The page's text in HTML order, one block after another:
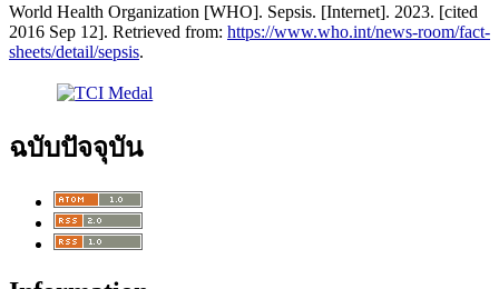
World Health Organization [WHO]. Sepsis. [Internet]. 2023. [cited
2016 Sep 12]. Retrieved from: https://www.who.int/news-room/fact-
sheets/detail/sepsis.
ฉบับปัจจุบัน